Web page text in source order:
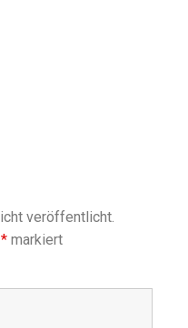
veröffentlicht.
* markiert